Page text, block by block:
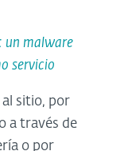
un malware
servicio
al sitio, por
a través de
o por